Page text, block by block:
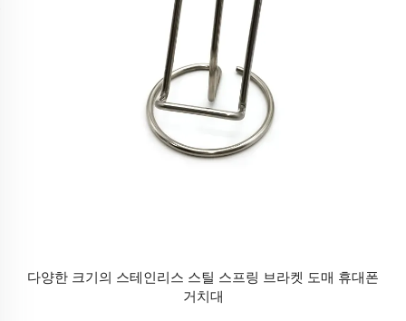
다양한 크기의 스테인리스 스틸 스프링 브라켓 도매 휴대폰
거치대